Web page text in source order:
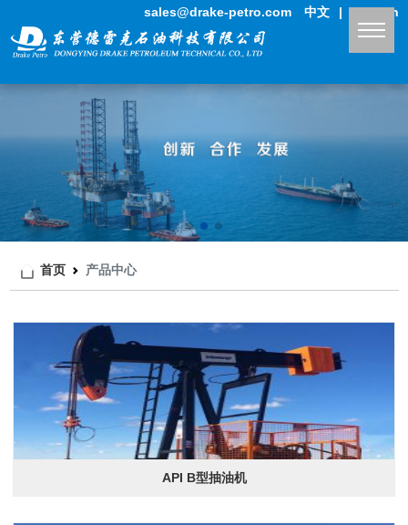
sales@drake-petro.com 中文 | English
首页 产品中心
API B型抽油机